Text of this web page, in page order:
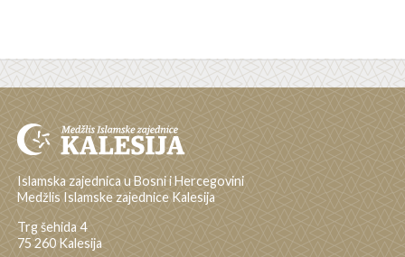
Islamska zajednica u Bosni i Hercegovini
Medžlis Islamske zajednice Kalesija
Trg šehida 4
75 260 Kalesija